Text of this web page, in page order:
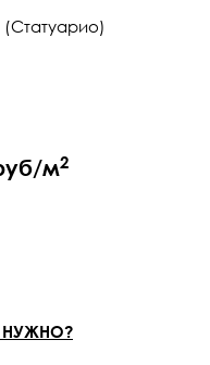
(Статуарио)
м2
НУЖНО?